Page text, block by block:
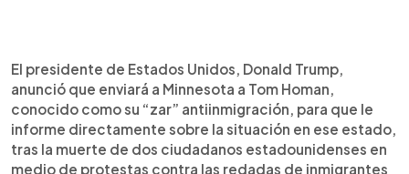
► Escuchar artículo
El presidente de Estados Unidos, Donald Trump,
anunció el envío de Tom Homan, su principal
encargado de la política antiinmigración, a
Minnesota tras la muerte de dos ciudadanos
durante protestas contra redadas del ICE en
Mineápolis. Los hechos intensificaron la tensión
El presidente de Estados Unidos, Donald Trump,
anunció que enviará a Minnesota a Tom Homan,
conocido como su “zar” antiinmigración, para que le
informe directamente sobre la situación en ese estado,
tras la muerte de dos ciudadanos estadounidenses en
medio de protestas contra las redadas de inmigrantes